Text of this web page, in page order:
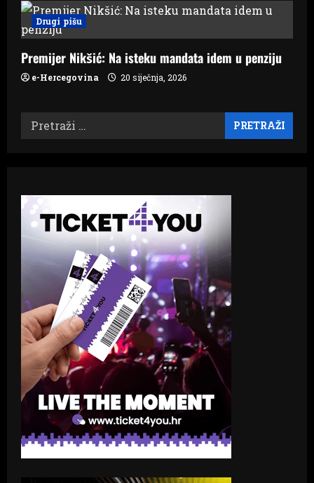
Drugi pišu
Premijer Nikšić: Na isteku mandata idem u penziju
e-Hercegovina 20 siječnja, 2026
Pretraži: